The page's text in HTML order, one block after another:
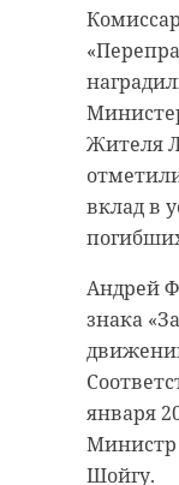
Жителя
вклад в
Андрей
знака
января
Министр
Шойгу.
Санкт-
По
получила
участка